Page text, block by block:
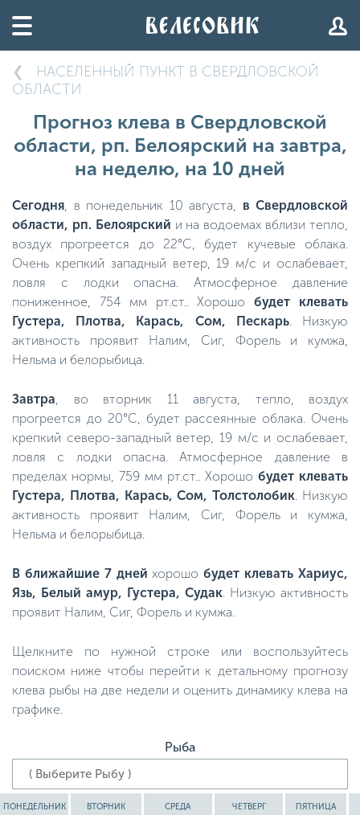
НАСЕЛЕННЫЙ ПУНКТ В СВЕРДЛОВСКОЙ
ОБЛАСТИ
Прогноз клева в Свердловской
области, рп. Белоярский на завтра,
на неделю, на 10 дней
Сегодня, в понедельник 10 августа, в Свердловской
области, рп. Белоярский и на водоемах вблизи тепло,
воздух прогреется до 22°C, будет кучевые облака.
Очень крепкий западный ветер, 19 м/с и ослабевает,
ловля с лодки опасна. Атмосферное давление
пониженное, 754 мм рт.ст.. Хорошобудет клевать
Густера, Плотва, Карась, Сом, Пескарь. Низкую
активность проявит Налим, Сиг, Форель и кумжа,
Нельма и белорыбица.
Завтра, во вторник 11 августа, тепло, воздух
прогреется до 20°C, будет рассеянные облака. Очень
крепкий северо-западный ветер, 19 м/с и ослабевает,
ловля с лодки опасна. Атмосферное давление в
пределах нормы, 759 мм рт.ст.. Хорошо будет клевать
Густера, Плотва, Карась, Сом, Толстолобик. Низкую
активность проявит Налим, Сиг, Форель и кумжа,
Нельма и белорыбица.
В ближайшие 7 дней хорошобудет клевать Хариус,
Язь, Белый амур, Густера, Судак. Низкую активность
проявит Налим, Сиг, Форель и кумжа.
Щелкните по нужной строке или воспользуйтесь
поиском ниже чтобы перейти к детальному прогнозу
клева рыбы на две недели и оценить динамику клева на
графике.
Рыба
ПОНЕДЕЛЬНИК ВТОРНИК СРЕДА ЧЕТВЕРГ ПЯТНИЦА